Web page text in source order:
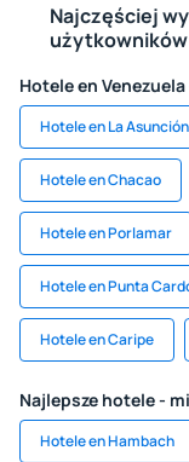
Najczęściej
Hotele en
Hotele en La Asunción
Hotele en Chacao
Hotele en Porlamar
Hotele en Punta
Hotele en Caripe
Najlepsze hotele -
Hotele en Hambach